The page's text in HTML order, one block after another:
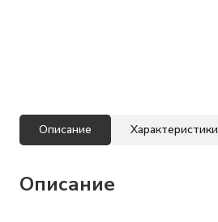
Описание
Характеристики
Описание